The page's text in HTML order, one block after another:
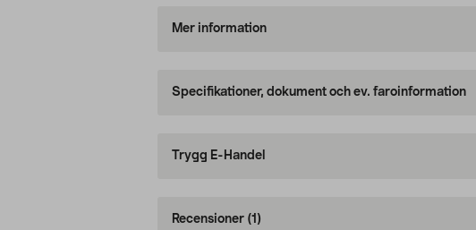
Mer information
Specifikationer, dokument och ev. faroinformation
Trygg E-Handel
Recensioner (1)